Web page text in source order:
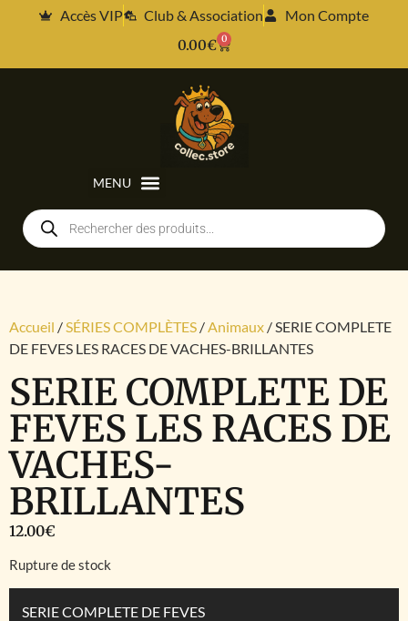
Accès VIP Club & Association
Mon Compte
0.00€ 0
Accueil /SÉRIES COMPLÈTES /Animaux / SERIE COMPLETE
DE FEVES LES RACES DE VACHES-BRILLANTES
SERIE COMPLETE DE
FEVES LES RACES DE
VACHES-
BRILLANTES
12.00€
Rupture de stock
SERIE COMPLETE DE FEVES